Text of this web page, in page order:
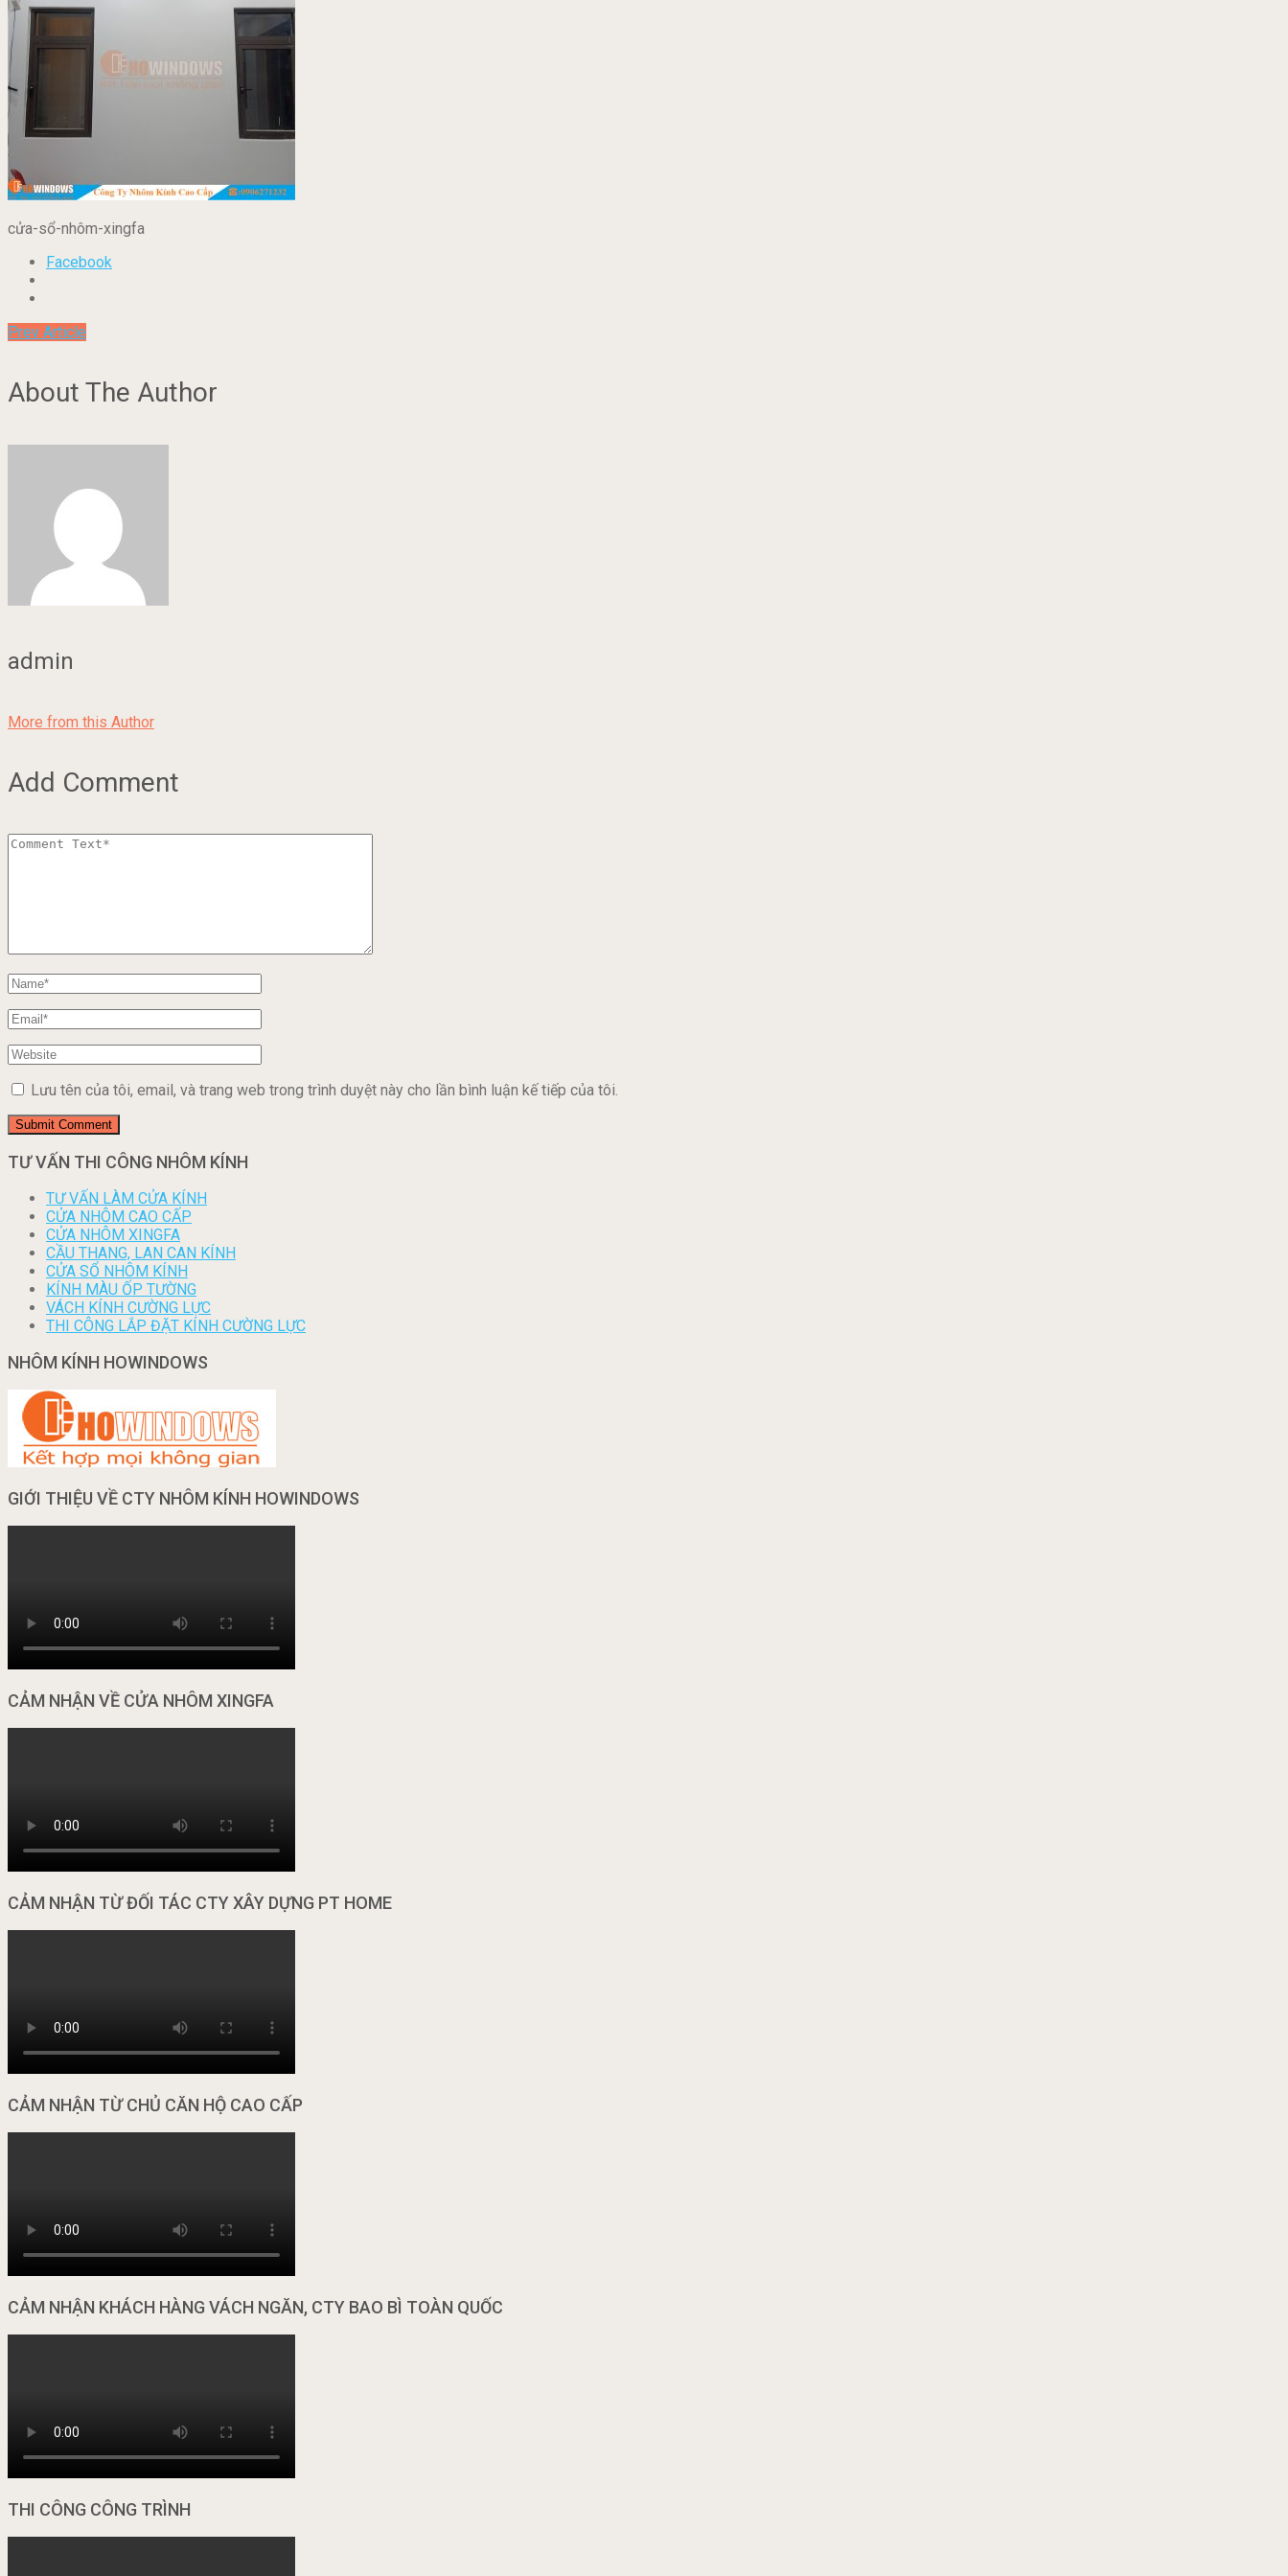
cửa-sổ-nhôm-xingfa
Facebook
Prev Article
About The Author
admin
More from this Author
Add Comment
Lưu tên của tôi, email, và trang web trong trình duyệt này cho lần bình luận kế tiếp của tôi.
TƯ VẤN THI CÔNG NHÔM KÍNH
TƯ VẤN LÀM CỬA KÍNH
CỬA NHÔM CAO CẤP
CỬA NHÔM XINGFA
CẦU THANG, LAN CAN KÍNH
CỬA SỔ NHÔM KÍNH
KÍNH MÀU ỐP TƯỜNG
VÁCH KÍNH CƯỜNG LỰC
THI CÔNG LẮP ĐẶT KÍNH CƯỜNG LỰC
NHÔM KÍNH HOWINDOWS
GIỚI THIỆU VỀ CTY NHÔM KÍNH HOWINDOWS
CẢM NHẬN VỀ CỬA NHÔM XINGFA
CẢM NHẬN TỪ ĐỐI TÁC CTY XÂY DỰNG PT HOME
CẢM NHẬN TỪ CHỦ CĂN HỘ CAO CẤP
CẢM NHẬN KHÁCH HÀNG VÁCH NGĂN, CTY BAO BÌ TOÀN QUỐC
THI CÔNG CÔNG TRÌNH